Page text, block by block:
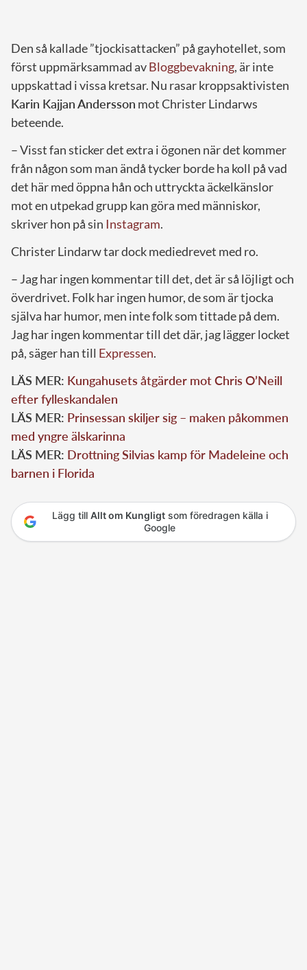
Den så kallade ”tjockisattacken” på gayhotellet, som
först uppmärksammad avBloggbevakning, är inte
uppskattad i vissa kretsar. Nu rasar kroppsaktivisten
Karin Kajjan Andersson mot Christer Lindarws
beteende.
– Visst fan sticker det extra i ögonen när det kommer
från någon som man ändå tycker borde ha koll på vad
det här med öppna hån och uttryckta äckelkänslor
mot en utpekad grupp kan göra med människor,
skriver hon på sin Instagram.
Christer Lindarw tar dock mediedrevet med ro.
– Jag har ingen kommentar till det, det är så löjligt och
överdrivet. Folk har ingen humor, de som är tjocka
själva har humor, men inte folk som tittade på dem.
Jag har ingen kommentar till det där, jag lägger locket
på, säger han till Expressen.
LÄS MER: Kungahusets åtgärder mot Chris O’Neill
efter fylleskandalen
LÄS MER: Prinsessan skiljer sig – maken påkommen
med yngre älskarinna
LÄS MER: Drottning Silvias kamp för Madeleine och
barnen i Florida
Lägg till Allt om Kungligtsom föredragen källa i
Google